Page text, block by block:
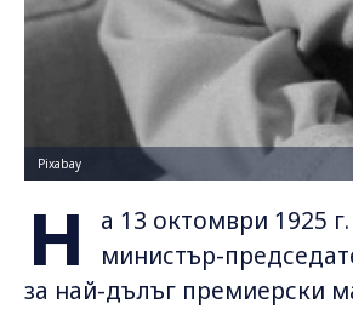
Pixabay
Н
а 13 октомври 1925
министър-
за най-дълъг премиерски